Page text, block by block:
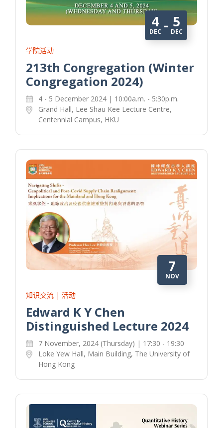
4
DEC - 5
DEC
学院活动
213th Congregation (Winter
Congregation 2024)
4 - 5 December 2024 | 10:00a.m. - 5:30p.m.
Grand Hall, Lee Shau Kee Lecture Centre,
Centennial Campus, HKU
7
NOV
知识交流 | 活动
Edward K Y Chen
Distinguished Lecture 2024
7 November, 2024 (Thursday) | 17:30 - 19:30
Loke Yew Hall, Main Building, The University of
Hong Kong